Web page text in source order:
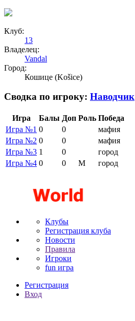
Клуб:
13
Владелец:
Vandal
Город:
Кошице (Košice)
Сводка по игроку: Наводчик
Игра Балы Доп Роль Победа
Игра №1 0 0
мафия
Игра №2 0 0
мафия
Игра №3 1 0
город
Игра №4 0 0 М город
Клубы
Регистрация клуба
Новости
Правила
Игроки
fun игра
Регистрация
Вход